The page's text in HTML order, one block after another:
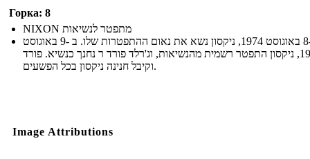
Горка: 8
NIXON מתפטר לנשיאות
ב -8 באוגוסט 1974, ניקסון נשא את נאום ההתפטרות שלו. ב -9 באוגוסט
1974, ניקסון התפטר רשמית מהנשיאות, וג'רלד פורד ר נחנך כנשיא. פורד
וקיבל חנינה ניקסון בכל הפשעים.
Image Attributions